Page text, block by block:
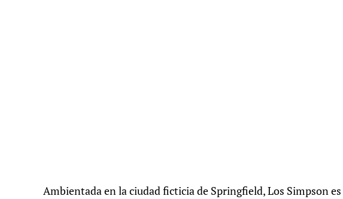
Ambientada en la ciudad ficticia de Springfield, Los Simpson